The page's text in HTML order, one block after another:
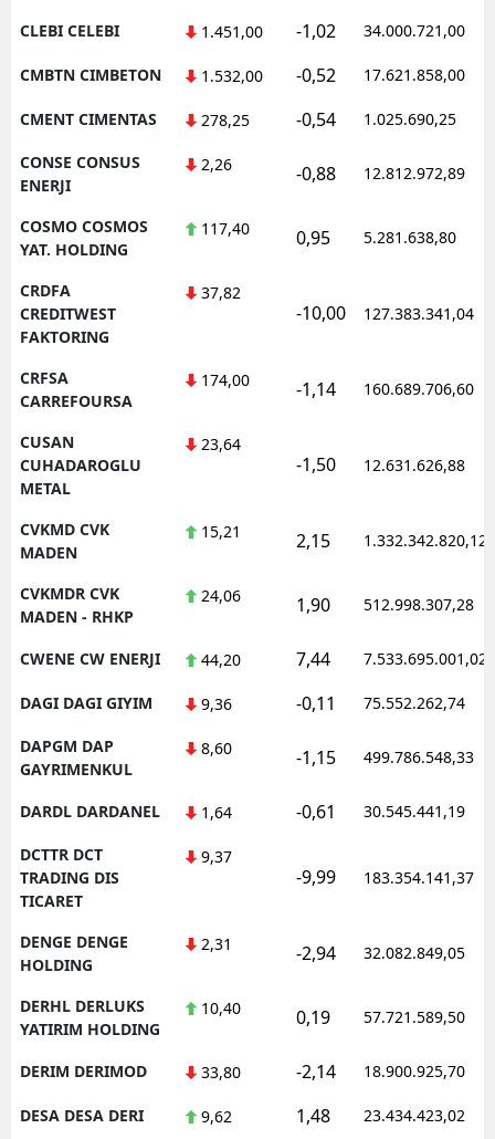
CLEBI CELEBI 1.451,00 -1,02 34.000.721,00
CMBTN CIMBETON 1.532,00 -0,52 17.621.858,00
CMENT CIMENTAS 278,25 -0,54 1.025.690,25
CONSE CONSUS
ENERJI
2,26 -0,88 12.812.972,89
COSMO COSMOS
YAT. HOLDING
117,40 0,95 5.281.638,80
CRDFA
CREDITWEST
FAKTORING
37,82
-10,00 127.383.341,04
CRFSA
CARREFOURSA
174,00 -1,14 160.689.706,60
CUSAN
CUHADAROGLU
METAL
23,64
-1,50 12.631.626,88
CVKMD CVK
MADEN
15,21 2,15 1.332.342.820,12
CVKMDR CVK
MADEN - RHKP
24,06 1,90 512.998.307,28
CWENE CW ENERJI 44,20 7,44 7.533.695.001,02
DAGI DAGI GIYIM 9,36 -0,11 75.552.262,74
DAPGM DAP
GAYRIMENKUL
8,60 -1,15 499.786.548,33
DARDL DARDANEL 1,64 -0,61 30.545.441,19
DCTTR DCT
TRADING DIS
TICARET
9,37
-9,99 183.354.141,37
DENGE DENGE
HOLDING
2,31 -2,94 32.082.849,05
DERHL DERLUKS
YATIRIM HOLDING
10,40 0,19 57.721.589,50
DERIM DERIMOD 33,80 -2,14 18.900.925,70
DESA DESA DERI 9,62 1,48 23.434.423,02